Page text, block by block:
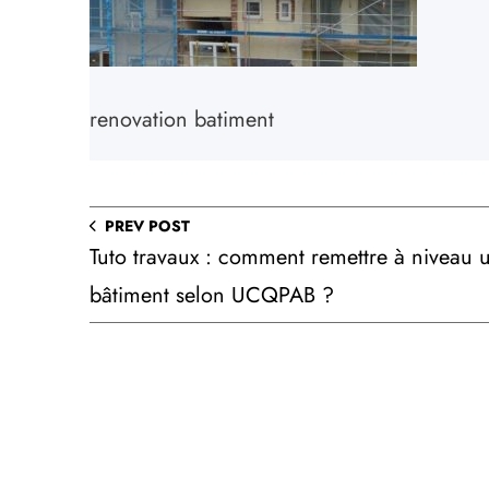
renovation batiment
PREV POST
Tuto travaux : comment remettre à niveau
bâtiment selon UCQPAB ?